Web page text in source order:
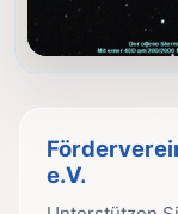
e.V.